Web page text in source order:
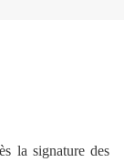
la signature des